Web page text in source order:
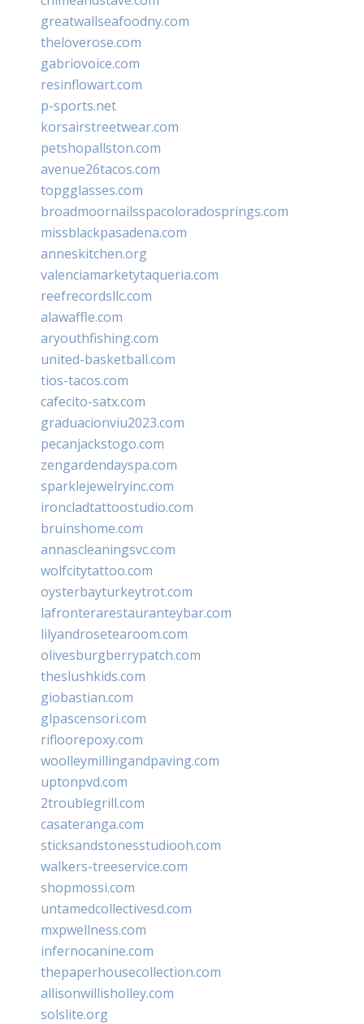
greatwallseafoodny.com
theloverose.com
gabriovoice.com
resinflowart.com
p-sports.net
korsairstreetwear.com
petshopallston.com
avenue26tacos.com
topgglasses.com
broadmoornailsspacoloradosprings.com
missblackpasadena.com
anneskitchen.org
valenciamarketytaqueria.com
reefrecordsllc.com
alawaffle.com
aryouthfishing.com
united-basketball.com
tios-tacos.com
cafecito-satx.com
graduacionviu2023.com
pecanjackstogo.com
zengardendayspa.com
sparklejewelryinc.com
ironcladtattoostudio.com
bruinshome.com
annascleaningsvc.com
wolfcitytattoo.com
oysterbayturkeytrot.com
lafronterarestauranteybar.com
lilyandrosetearoom.com
olivesburgberrypatch.com
theslushkids.com
giobastian.com
glpascensori.com
rifloorepoxy.com
woolleymillingandpaving.com
uptonpvd.com
2troublegrill.com
casateranga.com
sticksandstonesstudiooh.com
walkers-treeservice.com
shopmossi.com
untamedcollectivesd.com
mxpwellness.com
infernocanine.com
thepaperhousecollection.com
allisonwillisholley.com
solslite.org